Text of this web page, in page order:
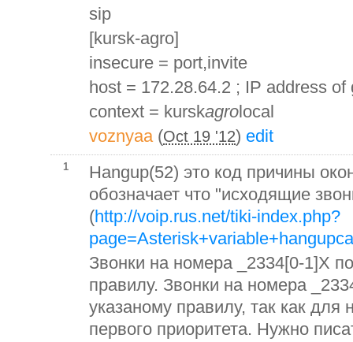
sip
[kursk-agro]
insecure = port,invite
host = 172.28.64.2 ; IP address of
context = kurskagrolocal
voznyaa (Oct 19 '12) edit
1
Hangup(52) это код причины
обозначает что "исходящие
(http://voip.rus.net/tiki-index.php?
Звонки на номера _2334[0-1]X
правилу. Звонки на номера
указаному правилу, так как для
первого приоритета. Нужно